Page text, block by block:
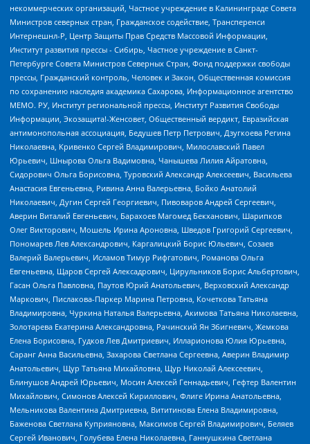
некоммерческих организаций, Частное учреждение в Калининграде Совета
Министров северных стран, Гражданское содействие, Трансперенси
Интернешнл-Р, Центр Защиты Прав Средств Массовой Информации,
Институт развития прессы - Сибирь, Частное учреждение в Санкт-
Петербурге Совета Министров Северных Стран, Фонд поддержки свободы
прессы, Гражданский контроль, Человек и Закон, Общественная комиссия
по сохранению наследия академика Сахарова, Информационное агентство
МЕМО. РУ, Институт региональной прессы, Институт Развития Свободы
Информации, Экозащита!-Женсовет, Общественный вердикт, Евразийская
антимонопольная ассоциация, Бедушев Петр Петрович, Дзугкоева Регина
Николаевна, Кривенко Сергей Владимирович, Милославский Павел
Юрьевич, Шнырова Ольга Вадимовна, Чанышева Лилия Айратовна,
Сидорович Ольга Борисовна, Туровский Александр Алексеевич, Васильева
Анастасия Евгеньевна, Ривина Анна Валерьевна, Бойко Анатолий
Николаевич, Дугин Сергей Георгиевич, Пивоваров Андрей Сергеевич,
Аверин Виталий Евгеньевич, Барахоев Магомед Бекханович, Шарипков
Олег Викторович, Мошель Ирина Ароновна, Шведов Григорий Сергеевич,
Пономарев Лев Александрович, Каргалицкий Борис Юльевич, Созаев
Валерий Валерьевич, Исламов Тимур Рифгатович, Романова Ольга
Евгеньевна, Щаров Сергей Алексадрович, Цирульников Борис Альбертович,
Гасан Ольга Павловна, Паутов Юрий Анатольевич, Верховский Александр
Маркович, Пислакова-Паркер Марина Петровна, Кочеткова Татьяна
Владимировна, Чуркина Наталья Валерьевна, Акимова Татьяна Николаевна,
Золотарева Екатерина Александровна, Рачинский Ян Збигневич, Жемкова
Елена Борисовна, Гудков Лев Дмитриевич, Илларионова Юлия Юрьевна,
Саранг Анна Васильевна, Захарова Светлана Сергеевна, Аверин Владимир
Анатольевич, Щур Татьяна Михайловна, Щур Николай Алексеевич,
Блинушов Андрей Юрьевич, Мосин Алексей Геннадьевич, Гефтер Валентин
Михайлович, Симонов Алексей Кириллович, Флиге Ирина Анатольевна,
Мельникова Валентина Дмитриевна, Вититинова Елена Владимировна,
Баженова Светлана Куприяновна, Максимов Сергей Владимирович, Беляев
Сергей Иванович, Голубева Елена Николаевна, Ганнушкина Светлана